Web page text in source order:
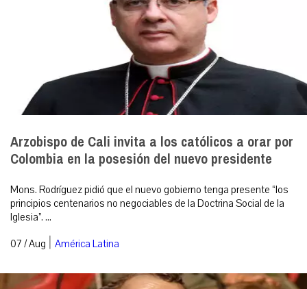
Arzobispo de Cali invita a los católicos a orar por
Colombia en la posesión del nuevo presidente
Mons. Rodríguez pidió que el nuevo gobierno tenga presente “los
principios centenarios no negociables de la Doctrina Social de la
Iglesia”. ...
07 / Aug | América Latina